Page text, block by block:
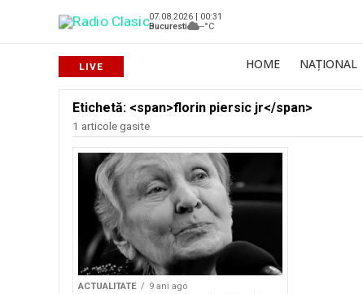
07.08.2026 | 00:31
Bucuresti
--°C
HOME NAȚIONAL
Etichetă: <span>florin piersic jr</span>
1 articole gasite
ACTUALITATE 9 ani ago